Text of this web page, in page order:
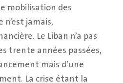
mobilisation des
n’est jamais,
Le Liban n’a pas
trente années passées,
mais d’une
La crise étant la